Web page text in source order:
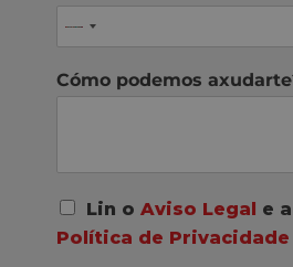
Cómo podemos
A
c
o
Lin o Aviso Legal e
Política de Privacidade